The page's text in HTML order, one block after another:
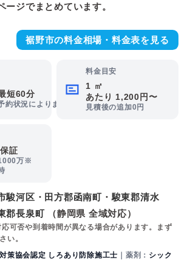
ージでまとめています。
裾野市の料金相場・料金表を見る
短60分
約状況によります
料金目安
1 ㎡
あたり 1,200円〜
見積後の追加0円
証
万※
駿河区 ・ 田方郡函南町・ 駿東郡清水
郡長泉町（静岡県 全域対応）
可否や到着時間が異なる場合があります。まず
い。
策協会認定 しろあり防除施工士 ｜薬剤： シック